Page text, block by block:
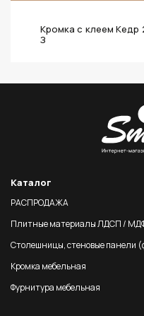
Кромка с клеем Кедр
З
Каталог
РАСПРОДАЖА
Плитные материалы ЛДСП /
Столешницы, стеновые панели
Кромка мебельная
Фурнитура мебельная